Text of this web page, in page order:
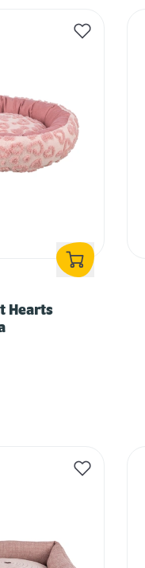
Hearts